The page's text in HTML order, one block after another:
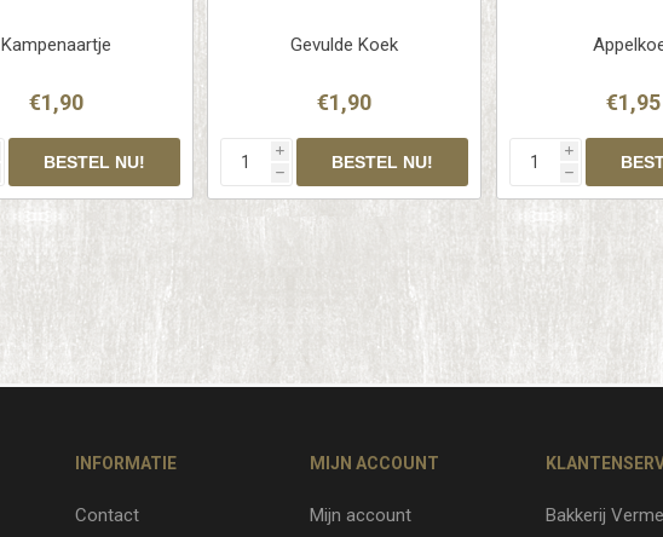
Kampenaartje
€1,90
Gevulde Koek
€1,90
i
h
€1,95
i
h
INFORMATIE
Contact
MIJN ACCOUNT
Mijn account
Bakkerij